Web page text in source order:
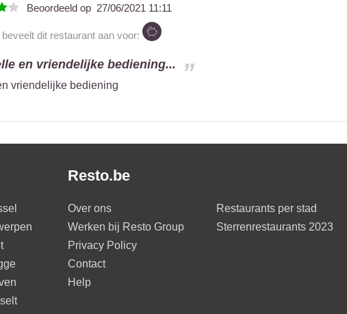
Beoordeeld op 27/06/2021 11:11
beveelt dit restaurant aan voor:
en vriendelijke bediening...
vriendelijke bediening
Resto.be
Over ons
Werken bij Resto Group
Privacy Policy
Contact
Help
Restaurants per stad
Sterrenrestaurants 2023